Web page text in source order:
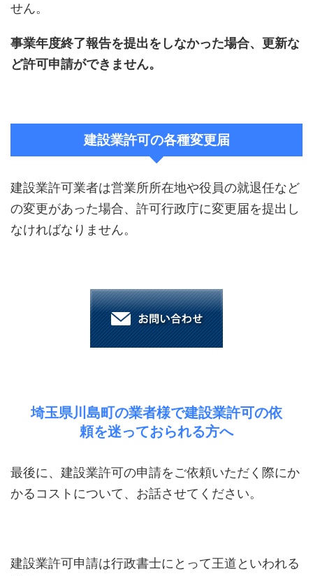
せん。
事業年度終了報告を提出をしなかった場合、更新な
ど許可申請ができません。
建設業許可の各種変更届
建設業許可業者は営業所所在地や役員の就退任など
の変更があった場合、許可行政庁に変更届を提出し
なければなりません。
埼玉県川島町の業者様で建設業許可の依
頼を迷っておられる方へ
最後に、建設業許可の申請をご依頼いただく際にか
かるコストについて、お話させてください。
建設業許可申請は行政書士にとって王道といわれる